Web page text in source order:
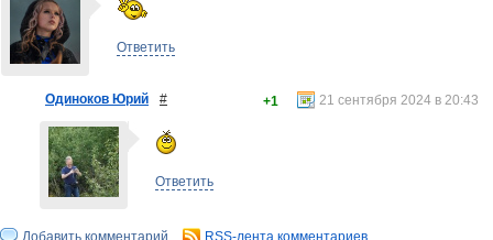
Ответить
Одиноков Юрий # 21 сентября 2024 в 20:43
+1
Ответить
Добавить комментарий RSS-лента комментариев